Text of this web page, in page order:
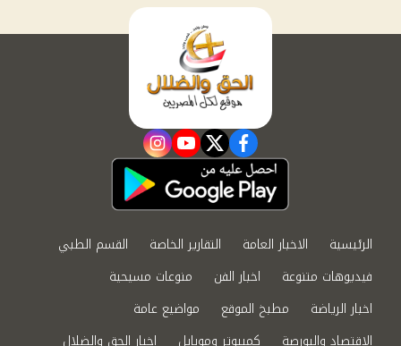
facebook
twitter
youtube
instagram
الرئيسية الاخبار العامة التقارير الخاصة
القسم الطبي
فيديوهات متنوعة
اخبار الفن
منوعات مسيحية
اخبار الرياضة
مطبخ الموقع
مواضيع عامة
الاقتصاد والبورصة
كمبيوتر وموبايل اخبار الحق والضلال